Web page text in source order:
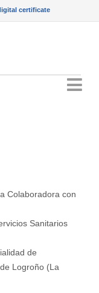
certificate
Colaboradora con
Sanitarios
de
Logroño (La